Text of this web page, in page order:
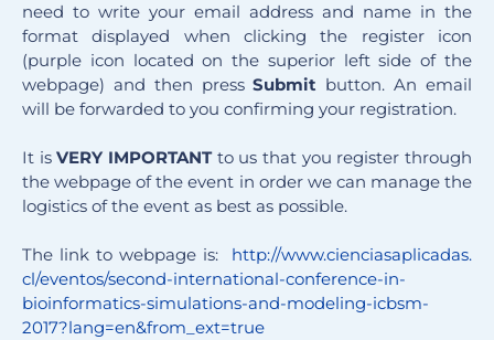
need to write your email address and name in the
format displayed when clicking the register icon
(purple icon located on the superior left side of the
webpage) and then pressSubmit button. An email
will be forwarded to you confirming your registration.
It isVERY IMPORTANTto us that you register through
the webpage of the event in order we can manage the
logistics of the event as best as possible.
The link to webpage is: http://www.cienciasaplicadas.
cl/eventos/second-international-conference-in-
bioinformatics-simulations-and-modeling-icbsm-
2017?lang=en&from_ext=true